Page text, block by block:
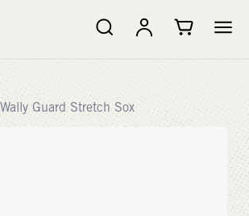
Wally Guard Stretch Sox